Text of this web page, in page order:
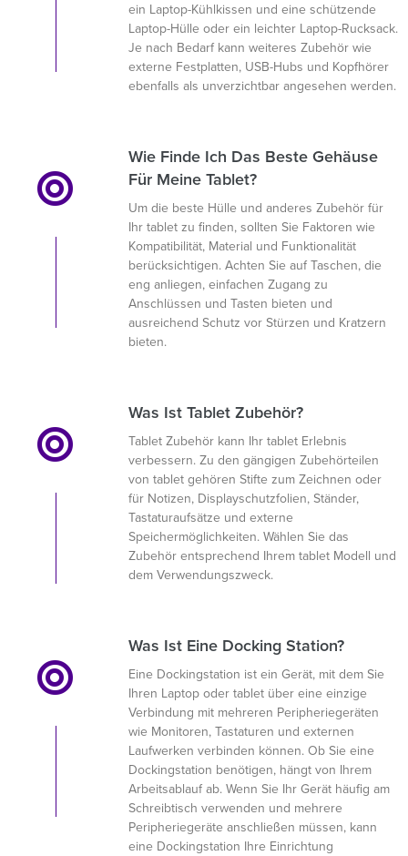
ein Laptop-Kühlkissen und eine schützende
Laptop-Hülle oder ein leichter Laptop-Rucksack.
Je nach Bedarf kann weiteres Zubehör wie
externe Festplatten, USB-Hubs und Kopfhörer
ebenfalls als unverzichtbar angesehen werden.
Wie Finde Ich Das Beste Gehäuse
Für Meine Tablet?
Um die beste Hülle und anderes Zubehör für
Ihr tablet zu finden, sollten Sie Faktoren wie
Kompatibilität, Material und Funktionalität
berücksichtigen. Achten Sie auf Taschen, die
eng anliegen, einfachen Zugang zu
Anschlüssen und Tasten bieten und
ausreichend Schutz vor Stürzen und Kratzern
bieten.
Was Ist Tablet Zubehör?
Tablet Zubehör kann Ihr tablet Erlebnis
verbessern. Zu den gängigen Zubehörteilen
von tablet gehören Stifte zum Zeichnen oder
für Notizen, Displayschutzfolien, Ständer,
Tastaturaufsätze und externe
Speichermöglichkeiten. Wählen Sie das
Zubehör entsprechend Ihrem tablet Modell und
dem Verwendungszweck.
Was Ist Eine Docking Station?
Eine Dockingstation ist ein Gerät, mit dem Sie
Ihren Laptop oder tablet über eine einzige
Verbindung mit mehreren Peripheriegeräten
wie Monitoren, Tastaturen und externen
Laufwerken verbinden können. Ob Sie eine
Dockingstation benötigen, hängt von Ihrem
Arbeitsablauf ab. Wenn Sie Ihr Gerät häufig am
Schreibtisch verwenden und mehrere
Peripheriegeräte anschließen müssen, kann
eine Dockingstation Ihre Einrichtung